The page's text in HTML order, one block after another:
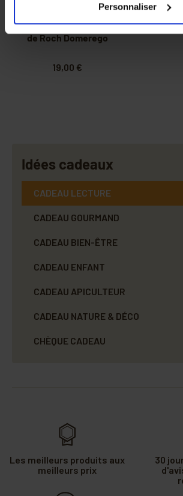
Personnaliser
sacrée des Mayas,
de Roch Domerego
19,00 €
Idées cadeaux
CADEAU LECTURE
CADEAU GOURMAND
CADEAU BIEN-ÊTRE
CADEAU ENFANT
CADEAU APICULTEUR
CADEAU NATURE & DÉCO
CHÈQUE CADEAU
Les meilleurs produits aux
meilleurs prix
30